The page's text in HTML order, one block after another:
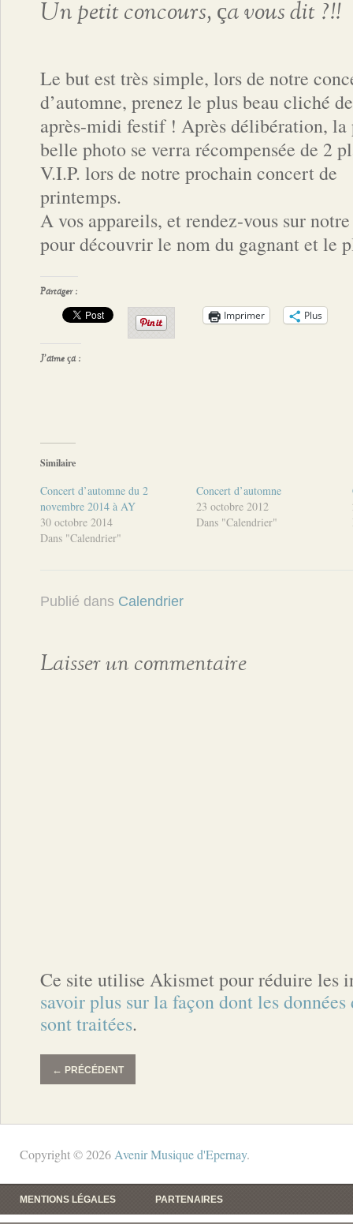
Un petit concours, ça vous dit ?!!
Le but est très simple, lors de notre
d’automne, prenez le plus beau cliché
après-midi festif ! Après délibération, la
belle photo se verra récompensée de 2
V.I.P. lors de notre prochain concert de
printemps.
A vos appareils, et rendez-vous sur
pour découvrir le nom du gagnant et le
Partager :
Imprimer Plus
J’aime ça :
Similaire
Concert d’automne du 2
novembre 2014 à AY
30 octobre 2014
Dans "Calendrier"
Concert d’automne
23 octobre 2012
Dans "Calendrier"
Publié dans Calendrier
Laisser un commentaire
Ce site utilise Akismet pour réduire les
savoir plus sur la façon dont les
sont traitées.
← PRÉCÉDENT
Copyright © 2026 Avenir Musique d'Epernay.
MENTIONS LÉGALES PARTENAIRES